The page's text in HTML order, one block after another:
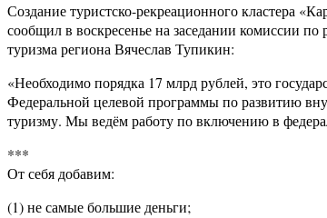
Создание туристско-рекреационного кластера
сообщил в воскресенье на заседании комиссии
туризма региона Вячеслав Тупикин:
«Необходимо порядка 17 млрд рублей, это
Федеральной целевой программы по развитию
туризму. Мы ведём работу по включению в
***
От себя добавим:
(1) не самые большие деньги;